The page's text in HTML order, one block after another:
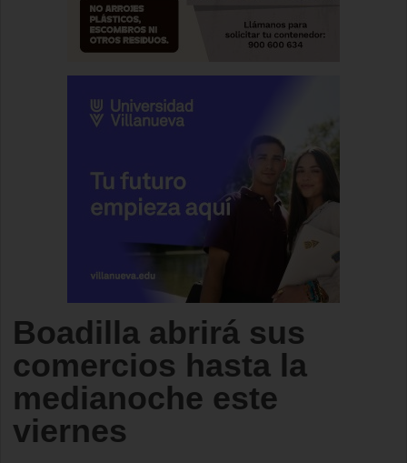
Boadilla abrirá sus
comercios hasta la
medianoche este
viernes